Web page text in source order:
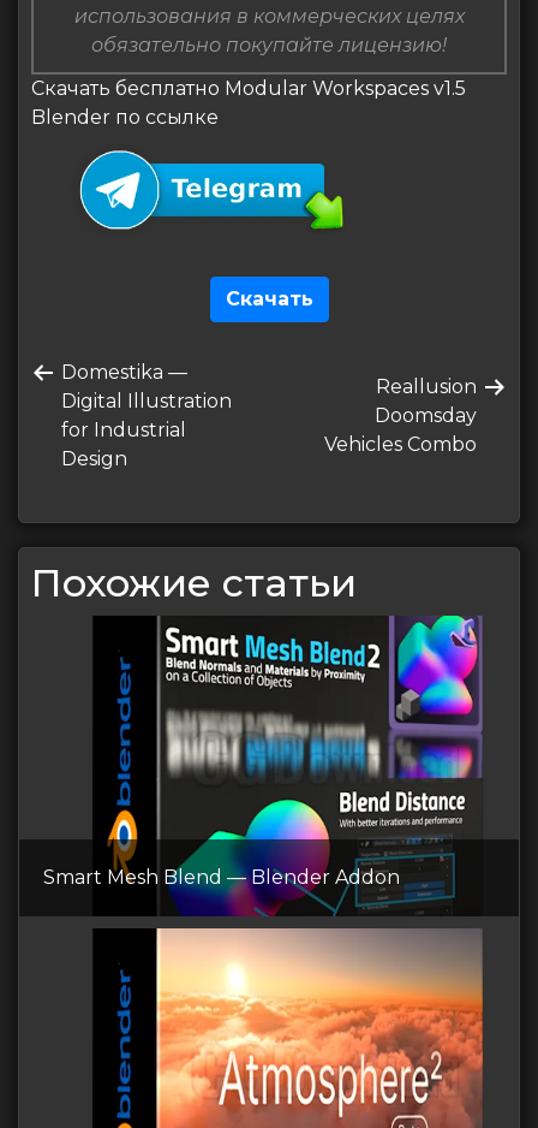
использования в коммерческих целях
обязательно покупайте лицензию!
Скачать бесплатно Modular Workspaces v1.5
Blender по ссылке
Скачать
по
записям
Предыдущая
запись
Domestika —
Digital Illustration
for Industrial
Design
Следующая
запись
Reallusion
Doomsday
Vehicles Combo
Похожие статьи
Smart Mesh Blend — Blender Addon